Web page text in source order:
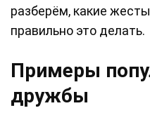
разберём, какие
правильно это делать.
Примеры
дружбы